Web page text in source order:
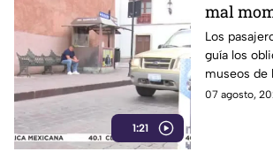
1:21
mal
turistas
Los
guía los
museos de
07 agosto,